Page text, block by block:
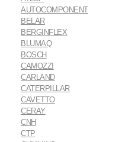
AUTOCOMPONENT
BELAR
BERGINFLEX
BLUMAQ
BOSCH
CAMOZZI
CARLAND
CATERPILLAR
CAVETTO
CERAY
CNH
CTP